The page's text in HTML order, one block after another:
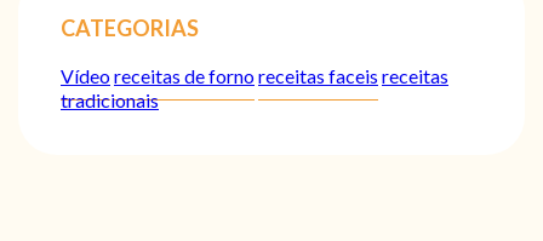
CATEGORIAS
Vídeoreceitas de fornoreceitas faceis receitas
tradicionais